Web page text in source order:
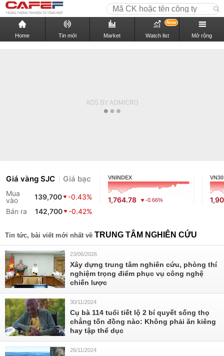
Home Tin mới Market Watch list
New
Mở rộng
Giá vàng SJC Giá bạc
Mua
vào
139,700
-0.43%
Bán ra
142,700 -0.42%
VNINDEX
1,764.78 -0.66%
VN30
Tin tức, bài viết mới nhất về TRUNG TÂM NGHIÊN CỨU
23/06/2026
Xây dựng trung tâm nghiên cứu, phòng thí
nghiệm trọng điểm phục vụ công nghệ
chiến lược
30/11/2024
Cụ bà 114 tuổi tiết lộ 2 bí quyết sống thọ
chẳng tốn đồng nào: Không phải ăn kiêng
hay tập thể dục
26/11/2024